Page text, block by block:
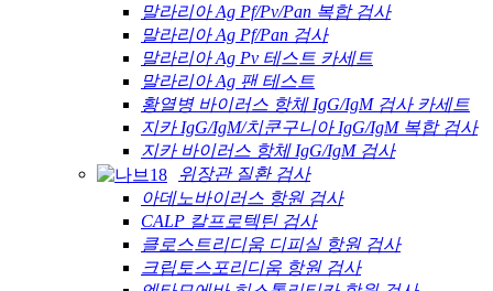
말라리아 Ag Pf/Pv/Pan 복합 검사
말라리아 Ag Pf/Pan 검사
말라리아 Ag Pv 테스트 카세트
말라리아 Ag 팬 테스트
황열병 바이러스 항체 IgG/IgM 검사 카세트
지카 IgG/IgM/치쿤구니아 IgG/IgM 복합 검사
지카 바이러스 항체 IgG/IgM 검사
위장관 질환 검사
아데노바이러스 항원 검사
CALP 칼프로텍틴 검사
클로스트리디움 디피실 항원 검사
크립토스포리디움 항원 검사